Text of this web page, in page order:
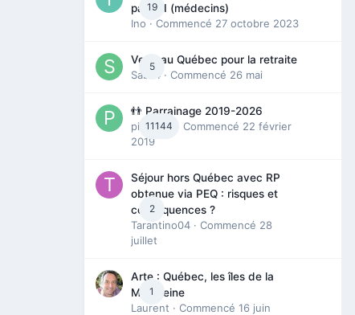
19
partie I (médecins)
Ino · Commencé 27 octobre 2023
5
Venir au Québec pour la retraite
Sab74 · Commencé 26 mai
11144
👬 Parrainage 2019-2026
piinoush
· Commencé 22 février
2019
2
Séjour hors Québec avec RP
obtenue via PEQ : risques et
conséquences ?
Tarantino04 · Commencé 28
juillet
1
Arte : Québec, les îles de la
Madeleine
Laurent · Commencé 16 juin